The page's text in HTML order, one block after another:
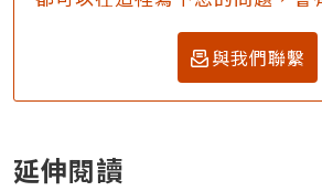
與我們聯繫
延伸閱讀